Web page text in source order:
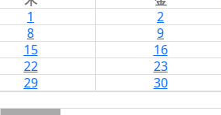
1
2
8 9
15 16
22 23
29 30